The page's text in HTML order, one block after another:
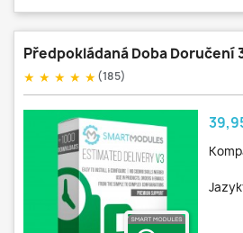
Předpokládaná Doba Doručení
★ ★ ★ ★ ★(185)